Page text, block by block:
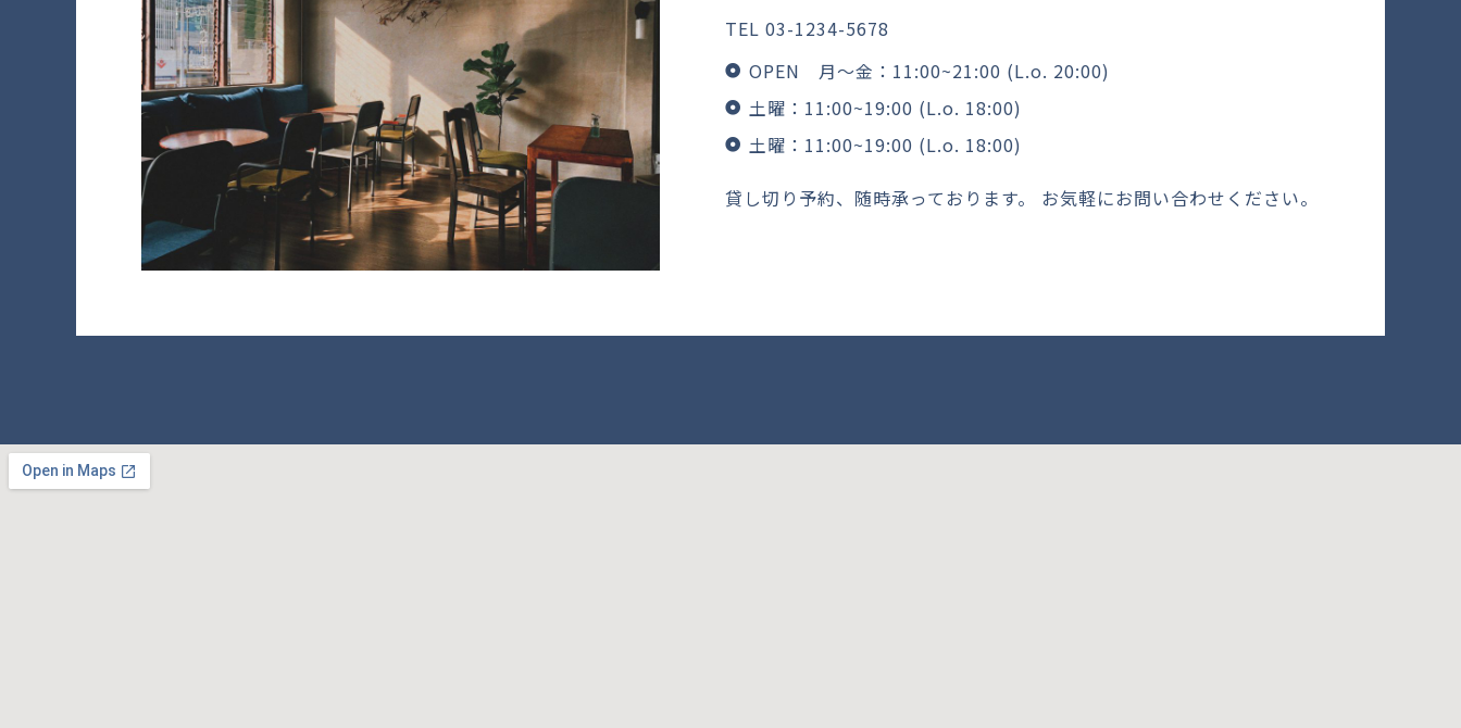
TEL 03-1234-5678
OPEN 月〜金：11:00~21:00 (L.o. 20:00)
土曜：11:00~19:00 (L.o. 18:00)
土曜：11:00~19:00 (L.o. 18:00)
貸し切り予約、随時承っております。 お気軽にお問い合わせください。